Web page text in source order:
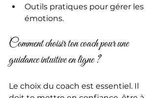
Outils pratiques pour gérer les
émotions.
Comment choisir ton coach pour une
guidance intuitive en ligne ?
Le choix du coach est essentiel. Il